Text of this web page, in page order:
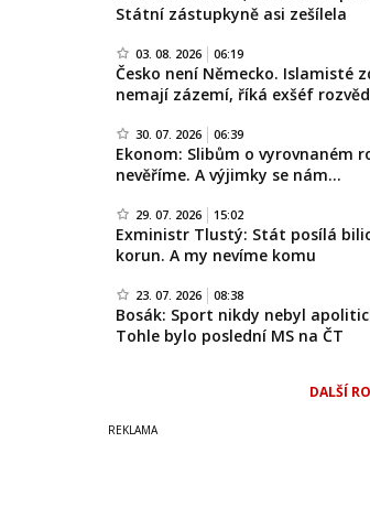
Státní zástupkyně asi zešílela
03. 08. 2026 06:19
Česko není Německo. Islamisté
nemají zázemí, říká exšéf
30. 07. 2026 06:39
Ekonom: Slibům o vyrovnaném
nevěříme. A výjimky se nám…
29. 07. 2026 15:02
Exministr Tlustý: Stát posílá
korun. A my nevíme komu
23. 07. 2026 08:38
Bosák: Sport nikdy nebyl
Tohle bylo poslední MS na ČT
DALŠÍ